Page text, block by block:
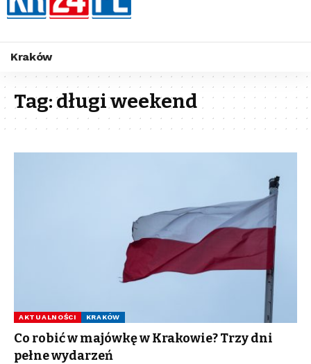
Kraków
Tag:długi weekend
AKTUALNOŚCI KRAKÓW
Co robić w majówkę w Krakowie? Trzy dni
pełne wydarzeń